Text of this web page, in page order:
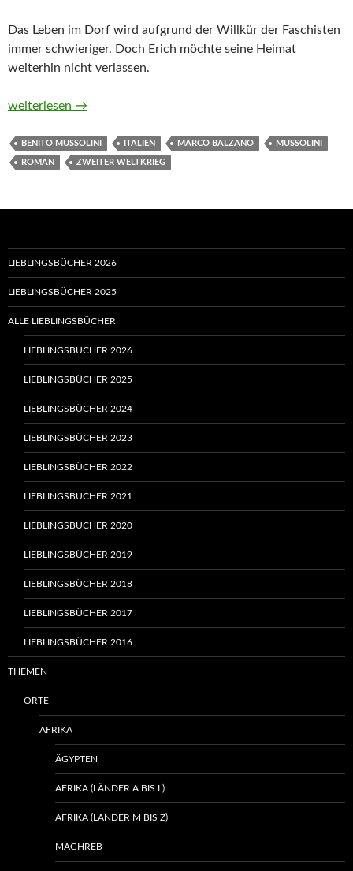
Das Leben im Dorf wird aufgrund der Willkür der Faschisten
immer schwieriger. Doch Erich möchte seine Heimat
weiterhin nicht verlassen.
Ich bleibe hier von Marco Balzano
weiterlesen →
BENITO MUSSOLINI ITALIEN MARCO BALZANO MUSSOLINI
ROMAN ZWEITER WELTKRIEG
LIEBLINGSBÜCHER 2026
LIEBLINGSBÜCHER 2025
ALLE LIEBLINGSBÜCHER
LIEBLINGSBÜCHER 2026
LIEBLINGSBÜCHER 2025
LIEBLINGSBÜCHER 2024
LIEBLINGSBÜCHER 2023
LIEBLINGSBÜCHER 2022
LIEBLINGSBÜCHER 2021
LIEBLINGSBÜCHER 2020
LIEBLINGSBÜCHER 2019
LIEBLINGSBÜCHER 2018
LIEBLINGSBÜCHER 2017
LIEBLINGSBÜCHER 2016
THEMEN
ORTE
AFRIKA
ÄGYPTEN
AFRIKA (LÄNDER A BIS L)
AFRIKA (LÄNDER M BIS Z)
MAGHREB